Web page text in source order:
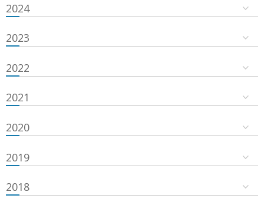
2024
2023
2022
2021
2020
2019
2018